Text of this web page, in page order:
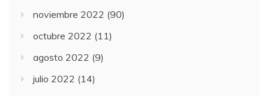
noviembre 2022 (90)
octubre 2022 (11)
agosto 2022 (9)
julio 2022 (14)